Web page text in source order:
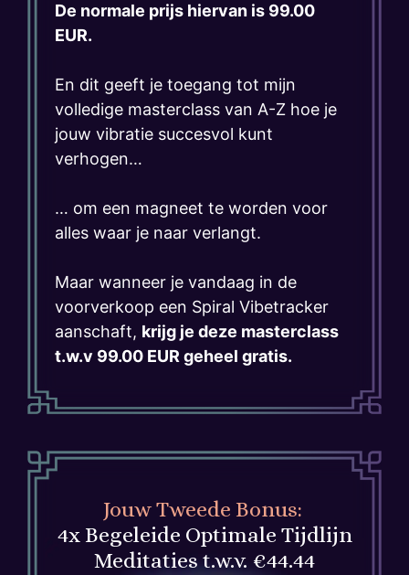
De normale prijs hiervan is 99.00
EUR.
En dit geeft je toegang tot mijn
volledige masterclass van A-Z hoe je
jouw vibratie succesvol kunt
verhogen…
… om een magneet te worden voor
alles waar je naar verlangt.
Maar wanneer je vandaag in de
voorverkoop een Spiral Vibetracker
aanschaft, krijg je deze masterclass
t.w.v 99.00 EUR geheel gratis.
JouwTweede Bonus:
4x Begeleide Optimale Tijdlijn
Meditaties t.w.v. €44.44